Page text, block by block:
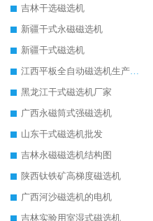
吉林干选磁选机
新疆干式永磁磁选机
新疆干式磁选机
江西平板全自动磁选机生产厂家
黑龙江干式磁选机厂家
广西永磁筒式强磁选机
山东干式磁选机批发
吉林永磁磁选机结构图
陕西钛铁矿高梯度磁选机
广西河沙磁选机的电机
吉林实验用室湿式磁选机